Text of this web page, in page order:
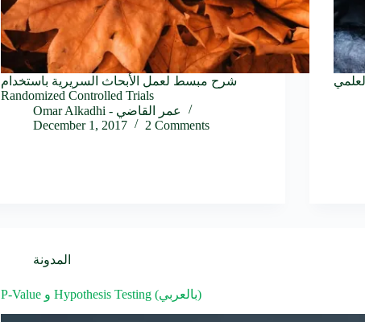
شرح مبسط لعمل الأبحاث السريرية باستخدام
Randomized Controlled Trials
Omar Alkadhi - عمر القاضي
December 1, 2017
2 Comments
المدونة
P-Value و Hypothesis Testing (بالعربي)